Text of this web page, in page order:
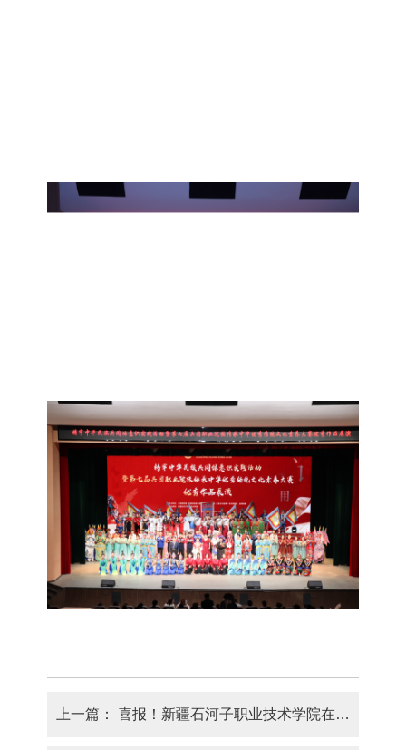
上一篇： 喜报！新疆石河子职业技术学院在第十五届“挑战杯”兵团大学生创业计划竞赛终审决赛中斩获佳绩